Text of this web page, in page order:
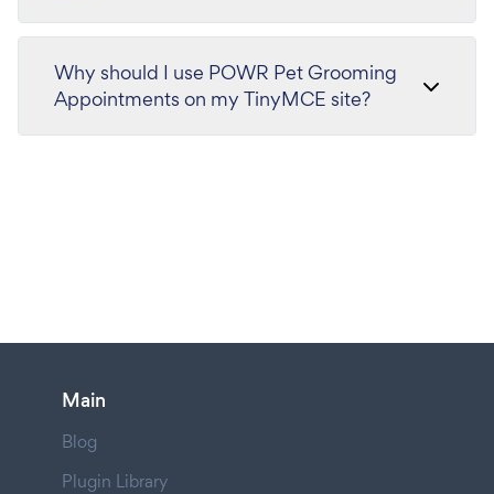
Why should I use POWR Pet Grooming
Appointments on my TinyMCE site?
Main
Blog
Plugin Library